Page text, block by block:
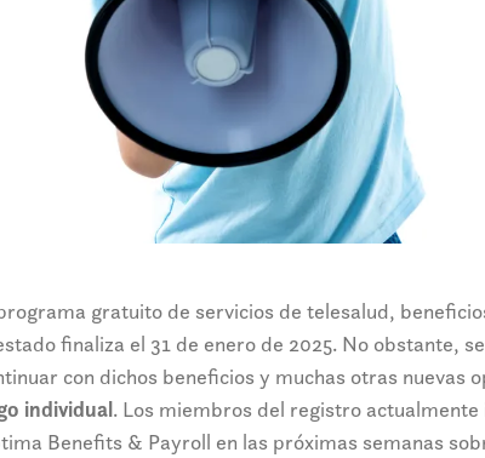
gratuito de servicios de telesalud,
finaliza el 31 de enero de 2025. No obstante,
con dichos beneficios y muchas otras nuevas
individual. Los miembros del registro
Benefits & Payroll en las próximas semanas